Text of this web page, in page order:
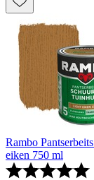
Rambo
eiken 750 ml